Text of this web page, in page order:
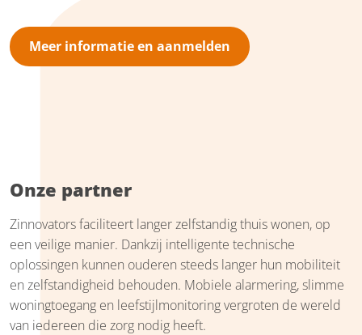
Meer informatie en aanmelden
Onze partner
Zinnovators faciliteert langer zelfstandig thuis wonen, op
een veilige manier. Dankzij intelligente technische
oplossingen kunnen ouderen steeds langer hun mobiliteit
en zelfstandigheid behouden. Mobiele alarmering, slimme
woningtoegang en leefstijlmonitoring vergroten de wereld
van iedereen die zorg nodig heeft.